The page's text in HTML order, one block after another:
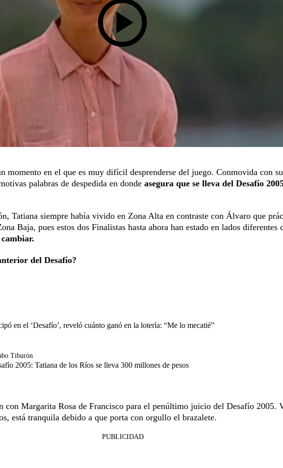
momento en el que es muy difícil desprenderse del juego. Conmovida con
palabras de despedida en donde asegura que se lleva del Desafío
Tatiana siempre había vivido en Zona Alta en contraste con Álvaro que
Baja, pues estos dos Finalistas hasta ahora han estado en lados diferentes
del Desafío?
en el ‘Desafío’, reveló cuánto ganó en la lotería: “Me lo mecatié”
Tiburón
2005: Tatiana de los Ríos se lleva 300 millones de pesos
con Margarita Rosa de Francisco para el penúltimo juicio del Desafío 2005.
está tranquila debido a que porta con orgullo el brazalete.
PUBLICIDAD